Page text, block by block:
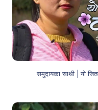
समुदायका साथी | यो